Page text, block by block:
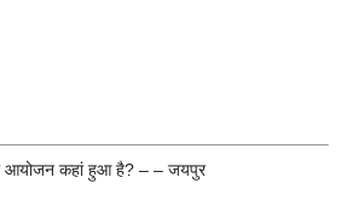
आयोजन कहां हुआ है? – – जयपुर